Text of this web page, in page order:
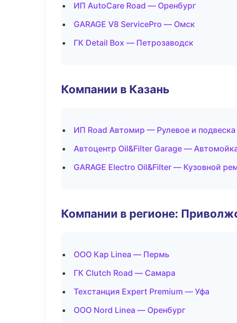
ИП AutoCare Road — Оренбург
GARAGE V8 ServicePro — Омск
ГК Detail Box — Петрозаводск
Компании в Казань
ИП Road Автомир — Рулевое и подвеска
Автоцентр Oil&Filter Garage —
GARAGE Electro Oil&Filter — Кузовной
Компании в регионе:
ООО Кар Linea — Пермь
ГК Clutch Road — Самара
Техстанция Expert Premium — Уфа
ООО Nord Linea — Оренбург